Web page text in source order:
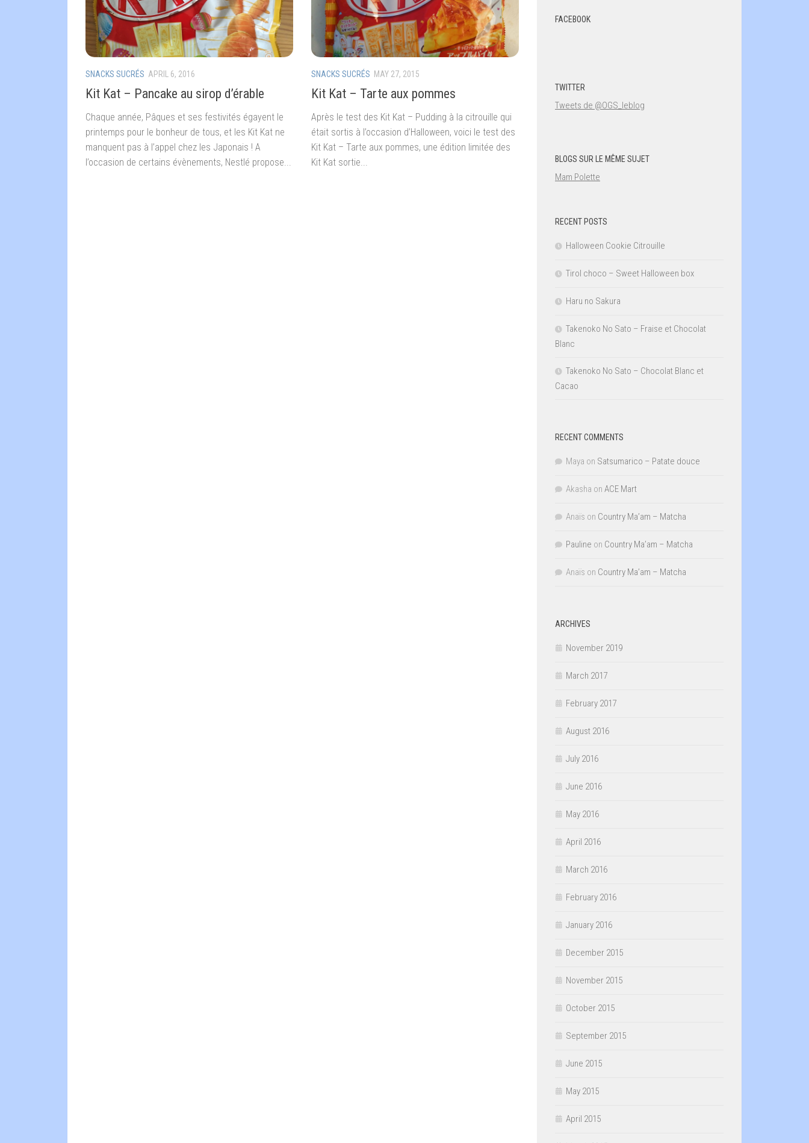
SNACKS SUCRÉS APRIL 6, 2016
Kit Kat – Pancake au sirop d’érable
Chaque année, Pâques et ses festivités égayent le
printemps pour le bonheur de tous, et les Kit Kat ne
manquent pas à l’appel chez les Japonais ! A
l’occasion de certains évènements, Nestlé propose...
SNACKS SUCRÉS MAY 27, 2015
Kit Kat – Tarte aux pommes
Après le test des Kit Kat – Pudding à la citrouille qui
était sortis à l’occasion d’Halloween, voici le test des
Kit Kat – Tarte aux pommes, une édition limitée des
Kit Kat sortie...
FACEBOOK
TWITTER
Tweets de @OGS_leblog
BLOGS SUR LE MÊME SUJET
Mam Polette
RECENT POSTS
Halloween Cookie Citrouille
Tirol choco – Sweet Halloween box
Haru no Sakura
Takenoko No Sato – Fraise et Chocolat
Blanc
Takenoko No Sato – Chocolat Blanc et
Cacao
RECENT COMMENTS
Maya on Satsumarico – Patate douce
Akasha on ACE Mart
Anaïs on Country Ma’am – Matcha
Pauline on Country Ma’am – Matcha
Anaïs on Country Ma’am – Matcha
ARCHIVES
November 2019
March 2017
February 2017
August 2016
July 2016
June 2016
May 2016
April 2016
March 2016
February 2016
January 2016
December 2015
November 2015
October 2015
September 2015
June 2015
May 2015
April 2015